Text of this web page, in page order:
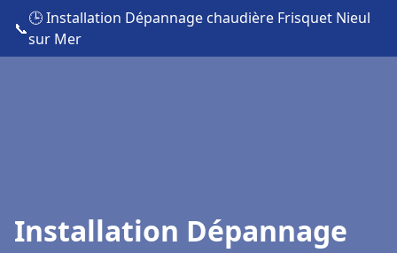
📞
🕒 Installation Dépannage chaudière Frisquet Nieul
sur Mer
Installation Dépannage